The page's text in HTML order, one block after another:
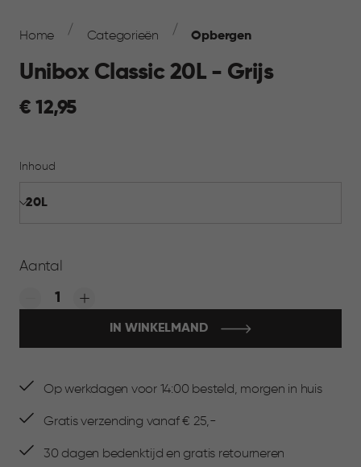
Navigation
Home Categorieën Opbergen
Unibox Classic 20L - Grijs
€
€ 12,95
Inhoud
Aantal
Quantity:
IN WINKELMAND
Op werkdagen voor 14:00 besteld, morgen in huis
Gratis verzending vanaf € 25,-
30 dagen bedenktijd en gratis retourneren